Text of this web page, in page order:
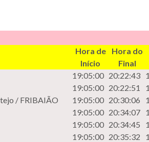
Hora de
Início
Hora do
Final
19:05:00 20:22:43
19:05:00 20:22:51
/ FRIBAIÃO 19:05:00 20:30:06
19:05:00 20:34:07
19:05:00 20:34:45
19:05:00 20:35:32